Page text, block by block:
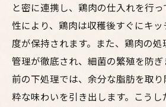
と密に連携し、鶏肉の仕入れを行
性により、鶏肉は収穫後すぐにキ
度が保持されます。また、鶏肉の
管理が徹底され、細菌の繁殖を防
前の下処理では、余分な脂肪を取
粋な味わいを引き出します。こう